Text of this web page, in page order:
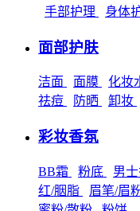
手部护理
身体
面部护肤
洁面 面膜 化妆
祛痘
防晒 卸妆
彩妆香氛
BB霜 粉底 男
红/胭脂
眉笔/眉